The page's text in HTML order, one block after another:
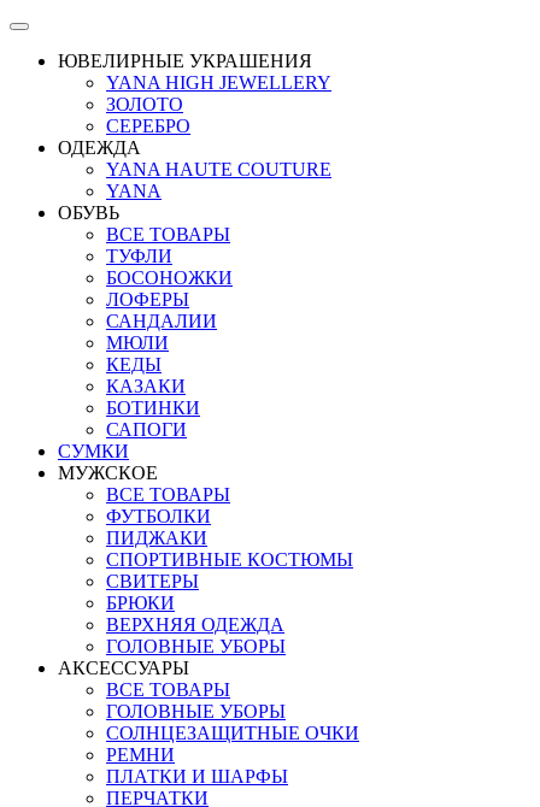
ЮВЕЛИРНЫЕ УКРАШЕНИЯ
YANA HIGH JEWELLERY
ЗОЛОТО
СЕРЕБРО
ОДЕЖДА
YANA HAUTE COUTURE
YANA
ОБУВЬ
ВСЕ ТОВАРЫ
ТУФЛИ
БОСОНОЖКИ
ЛОФЕРЫ
САНДАЛИИ
МЮЛИ
КЕДЫ
КАЗАКИ
БОТИНКИ
САПОГИ
СУМКИ
МУЖСКОЕ
ВСЕ ТОВАРЫ
ФУТБОЛКИ
ПИДЖАКИ
СПОРТИВНЫЕ КОСТЮМЫ
СВИТЕРЫ
БРЮКИ
ВЕРХНЯЯ ОДЕЖДА
ГОЛОВНЫЕ УБОРЫ
АКСЕССУАРЫ
ВСЕ ТОВАРЫ
ГОЛОВНЫЕ УБОРЫ
СОЛНЦЕЗАЩИТНЫЕ ОЧКИ
РЕМНИ
ПЛАТКИ И ШАРФЫ
ПЕРЧАТКИ